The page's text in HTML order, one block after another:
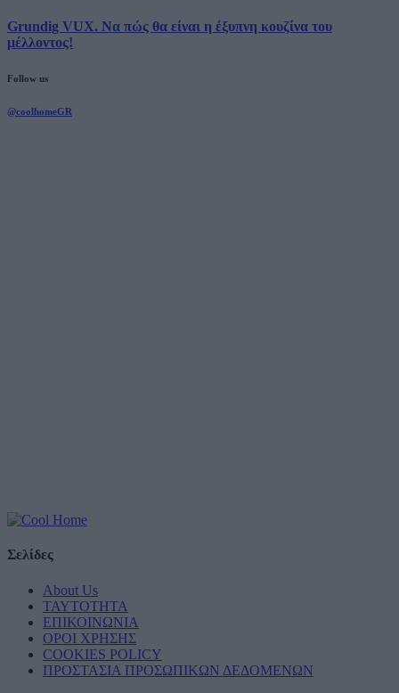
Grundig VUX. Να πώς θα είναι η έξυπνη κουζίνα του
μέλλοντος!
Follow us
@coolhomeGR
Σελίδες
About Us
ΤΑΥΤΟΤΗΤΑ
ΕΠΙΚΟΙΝΩΝΙΑ
ΟΡΟΙ ΧΡΗΣΗΣ
COOKIES POLICY
ΠΡΟΣΤΑΣΙΑ ΠΡΟΣΩΠΙΚΩΝ ΔΕΔΟΜΕΝΩΝ